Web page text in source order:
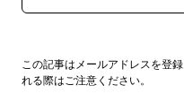
この記事はメールアドレスを登
れる際はご注意ください。